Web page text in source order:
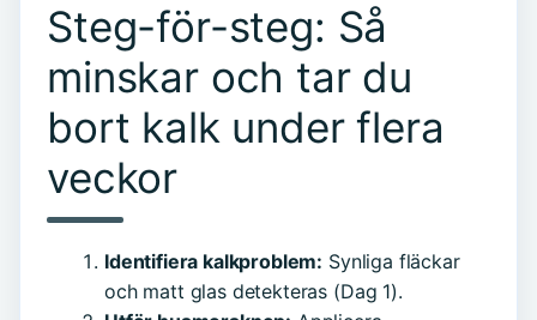
Steg-för-steg: Så
minskar och tar du
bort kalk under flera
veckor
Identifiera kalkproblem: Synliga fläckar
och matt glas detekteras (Dag 1).